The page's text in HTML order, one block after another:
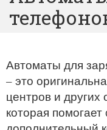
Автоматы для
– это
центров и
которая помогает